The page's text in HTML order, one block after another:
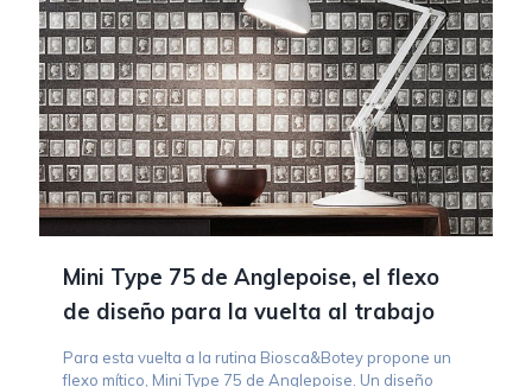
Mini Type 75 de Anglepoise, el flexo
de diseño para la vuelta al trabajo
Para esta vuelta a la rutina Biosca&Botey propone un
flexo mítico, Mini Type 75 de Anglepoise. Un diseño